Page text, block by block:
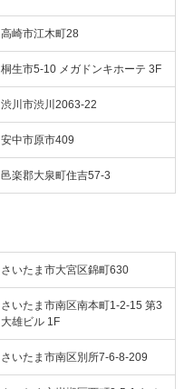
高崎市江木町28
桐生市5-10 メガドンキホーテ 3F
渋川市渋川2063-22
安中市原市409
邑楽郡大泉町住吉57-3
さいたま市大宮区錦町630
さいたま市南区南本町1-2-15 第3
大雄ビル 1F
さいたま市南区別所7-6-8-209